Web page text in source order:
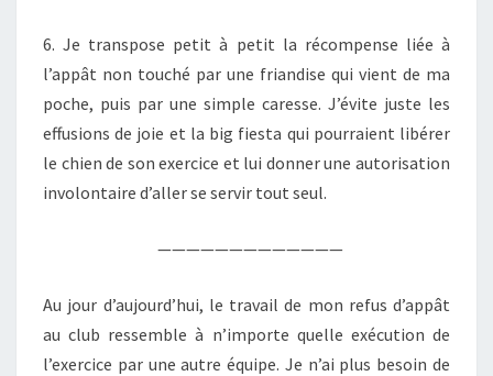
6. Je transpose petit à petit la récompense liée à
l’appât non touché par une friandise qui vient de ma
poche, puis par une simple caresse. J’évite juste les
effusions de joie et la big fiesta qui pourraient libérer
le chien de son exercice et lui donner une autorisation
involontaire d’aller se servir tout seul.
—————————————
Au jour d’aujourd’hui, le travail de mon refus d’appât
au club ressemble à n’importe quelle exécution de
l’exercice par une autre équipe. Je n’ai plus besoin de